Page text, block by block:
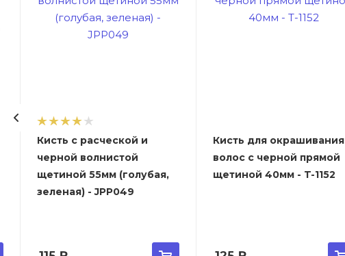
Кисть с расческой и
черной волнистой
щетиной 55мм (голубая,
зеленая) - JPP049
Кисть для окрашивания
волос с черной прямой
щетиной 40мм - T-1152